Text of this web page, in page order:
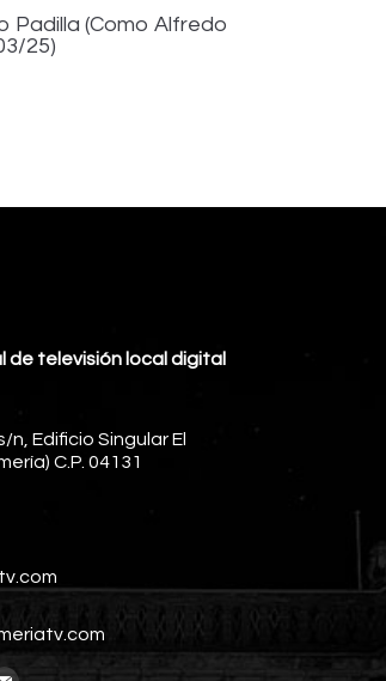
Padilla (Como Alfredo
25)
de televisión local digital
Edificio Singular El
C.P. 04131